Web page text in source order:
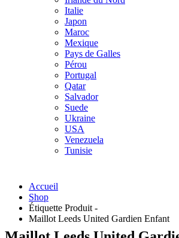
Italie
Japon
Maroc
Mexique
Pays de Galles
Pérou
Portugal
Qatar
Salvador
Suede
Ukraine
USA
Venezuela
Tunisie
Accueil
Shop
Étiquette Produit -
Maillot Leeds United Gardien Enfant